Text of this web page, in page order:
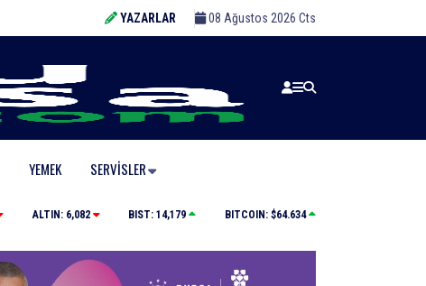
YAZARLAR 08 Ağustos 2026 Cts
YEMEK SERVISLER
Tilki, kedi ve kirpi buluşması kamerada
ALTIN: 6,082 BIST: 14,179 BITCOIN: $64.634